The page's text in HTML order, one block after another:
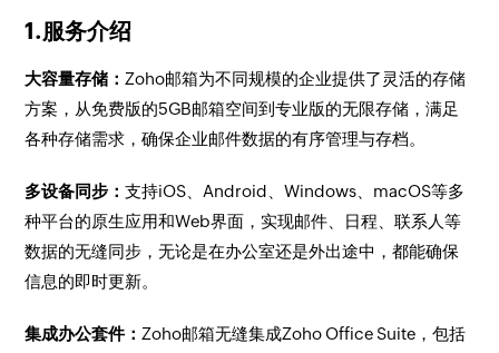
1.服务介绍
大容量存储： Zoho邮箱为不同规模的企业提供了灵活的存储
方案，从免费版的5GB邮箱空间到专业版的无限存储，满足
各种存储需求，确保企业邮件数据的有序管理与存档。
多设备同步：支持iOS、Android、Windows、macOS等多
种平台的原生应用和Web界面，实现邮件、日程、联系人等
数据的无缝同步，无论是在办公室还是外出途中，都能确保
信息的即时更新。
集成办公套件： Zoho邮箱无缝集成Zoho Office Suite，包括